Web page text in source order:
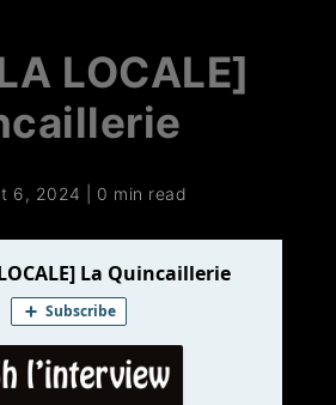
LOCALE]
6, 2024 0 min read